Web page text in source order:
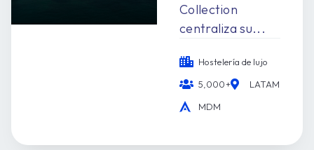
Collection
centraliza su...
Hostelería de lujo
5,000+
LATAM
MDM